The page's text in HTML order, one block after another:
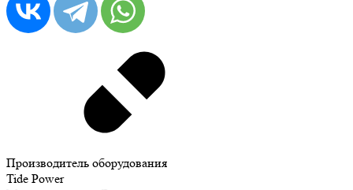
Производитель оборудования
Tide Power